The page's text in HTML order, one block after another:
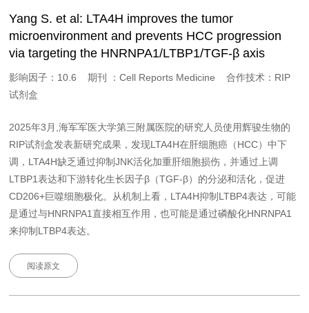
Yang S. et al: LTA4H improves the tumor
microenvironment and prevents HCC progression
via targeting the HNRNPA1/LTBP1/TGF-β axis
影响因子：10.6 期刊 ：Cell Reports Medicine 合作技术：RIP
试剂盒
2025年3月,海军军医大学第三附属医院的研究人员使用辉骏生物的
RIP试剂盒发表新研究成果，发现LTA4H在肝细胞癌（HCC）中下
调，LTA4H缺乏通过抑制JNK活化加重肝细胞损伤，并通过上调
LTBP1表达和下游转化生长因子β（TGF-β）的分泌和活化，促进
CD206+巨噬细胞极化。从机制上看，LTA4H抑制LTBP4表达，可能
是通过与HNRNPA1直接相互作用，也可能是通过磷酸化HNRNPA1
来抑制LTBP4表达。
阅读原文